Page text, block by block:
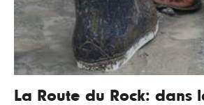
La Route du Rock: dans